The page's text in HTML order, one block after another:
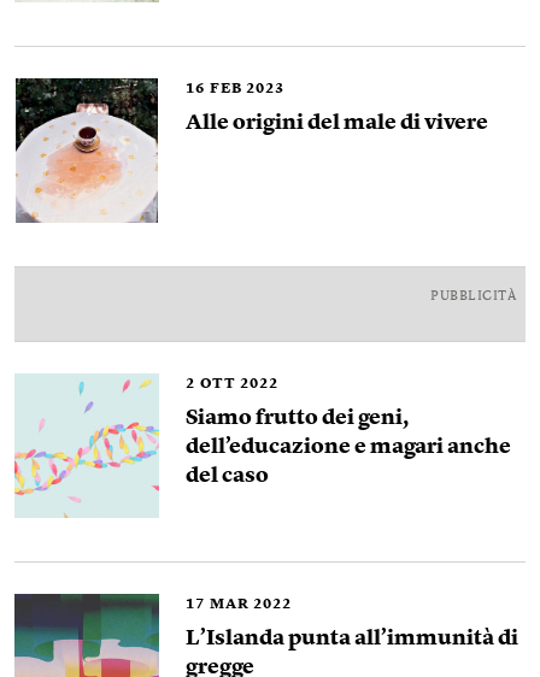
16 FEB 2023
Alle origini del male di vivere
PUBBLICITÀ
2 OTT 2022
Siamo frutto dei geni,
dell’educazione e magari anche
del caso
17 MAR 2022
L’Islanda punta all’immunità di
gregge